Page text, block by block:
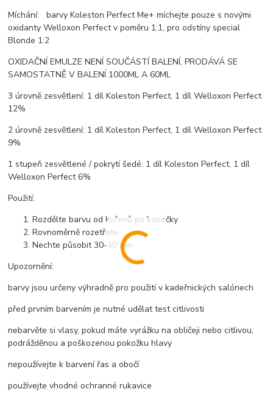
Míchání: barvy Koleston Perfect Me+ míchejte pouze s novými
oxidanty Welloxon Perfect v poměru 1:1, pro odstíny special
Blonde 1:2
OXIDAČNÍ EMULZE NENÍ SOUČÁSTÍ BALENÍ, PRODÁVÁ SE
SAMOSTATNĚ V BALENÍ 1000ML A 60ML
3 úrovně zesvětlení: 1 díl Koleston Perfect, 1 díl Welloxon Perfect
12%
2 úrovně zesvětlení: 1 díl Koleston Perfect, 1 díl Welloxon Perfect
9%
1 stupeň zesvětlené / pokrytí šedé: 1 díl Koleston Perfect, 1 díl
Welloxon Perfect 6%
Použití:
Rozdělte barvu od kořenů po konečky
Rovnoměrně rozetřete
Nechte působit 30-40 min
Upozornění:
barvy jsou určeny výhradně pro použití v kadeřnických salónech
před prvním barvením je nutné udělat test citlivosti
nebarvěte si vlasy, pokud máte vyrážku na obličeji nebo citlivou,
podrážděnou a poškozenou pokožku hlavy
nepoužívejte k barvení řas a obočí
používejte vhodné ochranné rukavice